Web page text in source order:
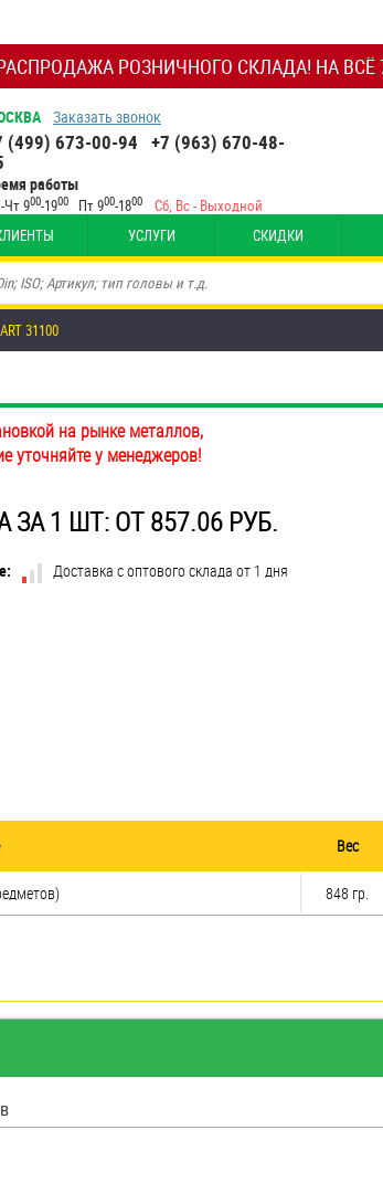
РОЗНИЧНОГО СКЛАДА! НА ВСЁ
Заказать звонок
(499) 673-00-94 +7 (963) 670-48-
работы
Чт 900-1900 Пт 900-1800 Сб, Вс - Выходной
УСЛУГИ СКИДКИ
31100
на рынке металлов,
уточняйте у менеджеров!
ЗА 1 ШТ: ОТ 857.06 РУБ.
Доставка с оптового склада от 1 дня
Вес
848 гр.